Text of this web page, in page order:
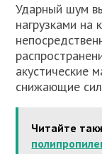
Ударный шум
нагрузками на
акустические
снижающие
Читайте